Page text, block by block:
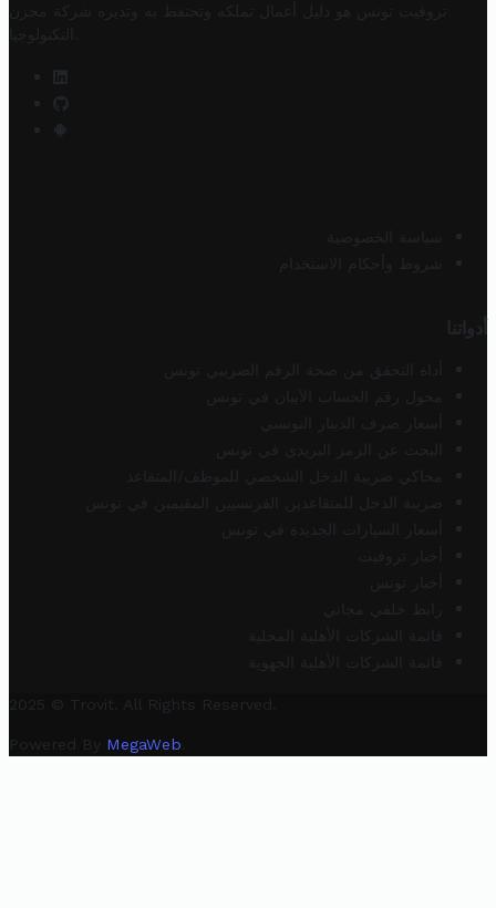
تروفيت تونس هو دليل أعمال تملكه وتحتفظ به وتديره
شركة مخزن
التكنولوجيا
سياسة الخصوصية
شروط وأحكام الاستخدام
أدواتنا
أداة التحقق من صحة الرقم الضريبي تونس
محول رقم الحساب الآيبان في تونس
أسعار صرف الدينار التونسي
البحث عن الرمز البريدي في تونس
محاكي ضريبة الدخل الشخصي للموظف/المتقاعد
ضريبة الدخل للمتقاعدين الفرنسيين المقيمين في تونس
أسعار السيارات الجديدة في تونس
أخبار تروفيت
أخبار تونس
رابط خلفي مجاني
قائمة الشركات الأهلية المحلية
قائمة الشركات الأهلية الجهوية
2025 © Trovit. All Rights Reserved.
Powered By MegaWeb